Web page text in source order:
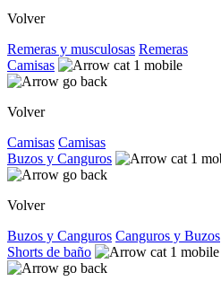
Volver
Remeras y musculosas Remeras
Camisas
Volver
Camisas Camisas
Buzos y Canguros
Volver
Buzos y Canguros Canguros y Buzos
Shorts de baño